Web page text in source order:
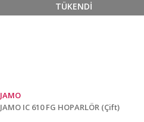
TÜKENDİ
JAMO
JAMO IC 610 FG HOPARLÖR (Çift)